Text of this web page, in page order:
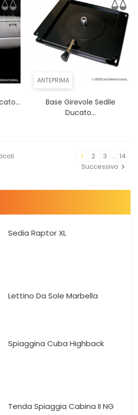
Sedia Raptor XL
Lettino Da Sole Marbella
Spiaggina Cuba Highback
Tenda Spiaggia Cabina II NG
ANTEPRIMA
Base Girevole Sedile
Ducato...
1 2 3 … 14
Successivo